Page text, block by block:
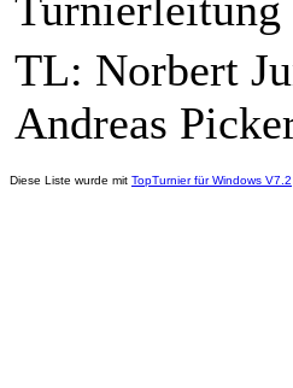
TL: Norbert
Andreas
Diese Liste wurde mit TopTurnier für Windows V7.2